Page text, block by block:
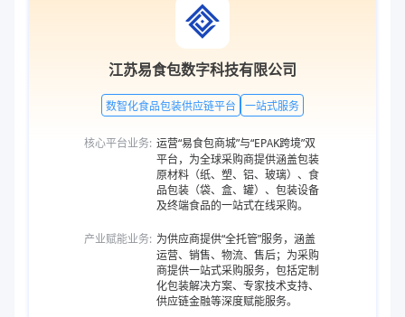
江苏易食包数字科技有限公司
数智化食品包装供应链平台 一站式服务
核心平台业务: 运营“易食包商城”与“EPAK跨境”双
平台，为全球采购商提供涵盖包装
原材料（纸、塑、铝、玻璃）、食
品包装（袋、盒、罐）、包装设备
及终端食品的一站式在线采购。
产业赋能业务: 为供应商提供“全托管”服务，涵盖
运营、销售、物流、售后；为采购
商提供一站式采购服务，包括定制
化包装解决方案、专家技术支持、
供应链金融等深度赋能服务。